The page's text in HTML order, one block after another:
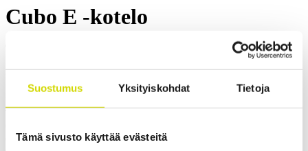
Suostumus Yksityiskohdat Tietoja
Tämä sivusto käyttää evästeitä
Cubo E -kotelo
400x600x200mm, sileät sivut,
ruostumaton teräs, AISI 304
ominaisuuksiensa ansiosta erinomaisesti suojamaan